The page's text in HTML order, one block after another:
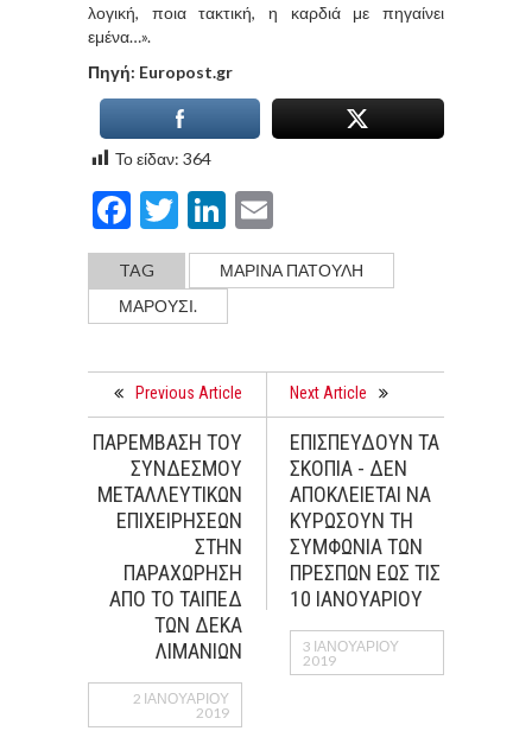
λογική, ποια τακτική, η καρδιά με πηγαίνει
εμένα…».
Πηγή: Europost.gr
Το είδαν: 364
Facebook
TwitterLinkedIn
TAG
ΜΑΡΙΝΑ ΠΑΤΟΥΛΗ
ΜΑΡΟΥΣΙ.
Previous Article
ΠΑΡΕΜΒΑΣΗ ΤΟΥ
ΣΥΝΔΕΣΜΟΥ
ΜΕΤΑΛΛΕΥΤΙΚΩΝ
ΕΠΙΧΕΙΡΗΣΕΩΝ
ΣΤΗΝ
ΠΑΡΑΧΩΡΗΣΗ
ΑΠΟ ΤΟ ΤΑΙΠΕΔ
ΤΩΝ ΔΕΚΑ
ΛΙΜΑΝΙΩΝ
2 ΙΑΝΟΥΑΡΊΟΥ
2019
Next Article
ΕΠΙΣΠΕΥΔΟΥΝ ΤΑ
ΣΚΟΠΙΑ - ΔΕΝ
ΑΠΟΚΛΕΙΕΤΑΙ ΝΑ
ΚΥΡΩΣΟΥΝ ΤΗ
ΣΥΜΦΩΝΙΑ ΤΩΝ
ΠΡΕΣΠΩΝ ΕΩΣ ΤΙΣ
10 ΙΑΝΟΥΑΡΙΟΥ
3 ΙΑΝΟΥΑΡΊΟΥ
2019